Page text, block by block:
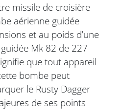
missile de croisière
aérienne guidée
et au poids d’une
Mk 82 de 227
que tout appareil
bombe peut
le Rusty Dagger
de ses points